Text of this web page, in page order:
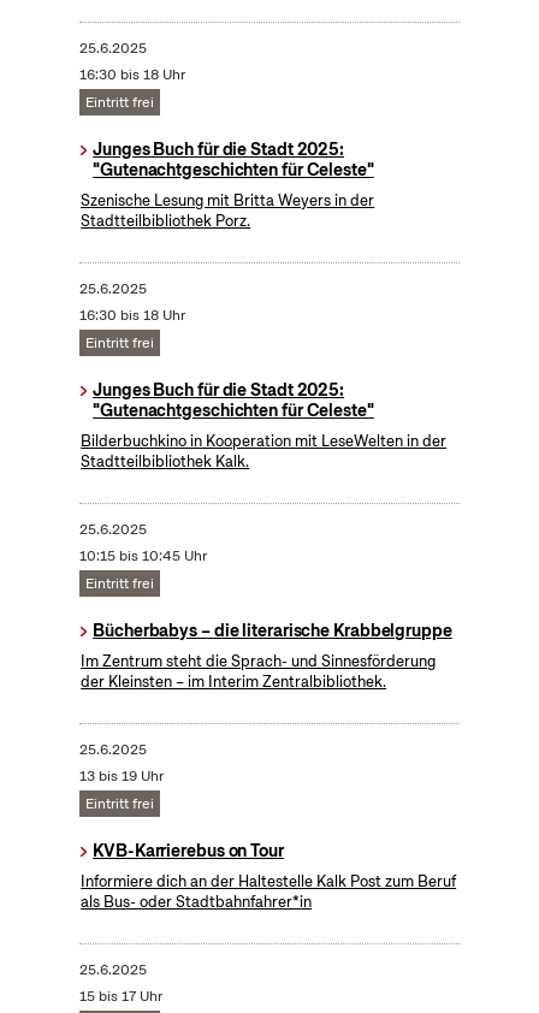
25.6.2025
16:30 bis 18 Uhr
Eintritt frei
Junges Buch für die Stadt 2025:
"Gutenachtgeschichten für Celeste"
Szenische Lesung mit Britta Weyers in der
Stadtteilbibliothek Porz.
25.6.2025
16:30 bis 18 Uhr
Eintritt frei
Junges Buch für die Stadt 2025:
"Gutenachtgeschichten für Celeste"
Bilderbuchkino in Kooperation mit LeseWelten in der
Stadtteilbibliothek Kalk.
25.6.2025
10:15 bis 10:45 Uhr
Eintritt frei
Bücherbabys – die literarische Krabbelgruppe
Im Zentrum steht die Sprach- und Sinnesförderung
der Kleinsten – im Interim Zentralbibliothek.
25.6.2025
13 bis 19 Uhr
Eintritt frei
KVB-Karrierebus on Tour
Informiere dich an der Haltestelle Kalk Post zum Beruf
als Bus- oder Stadtbahnfahrer*in
25.6.2025
15 bis 17 Uhr